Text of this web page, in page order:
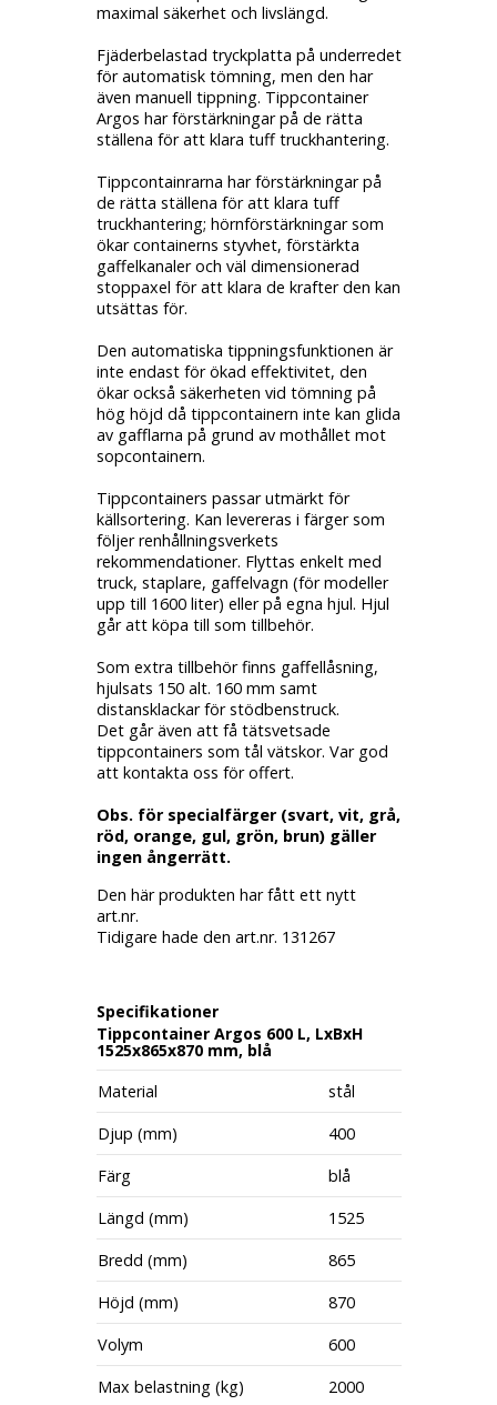
maximal säkerhet och livslängd.
Fjäderbelastad tryckplatta på underredet
för automatisk tömning, men den har
även manuell tippning. Tippcontainer
Argos har förstärkningar på de rätta
ställena för att klara tuff truckhantering.
Tippcontainrarna har förstärkningar på
de rätta ställena för att klara tuff
truckhantering; hörnförstärkningar som
ökar containerns styvhet, förstärkta
gaffelkanaler och väl dimensionerad
stoppaxel för att klara de krafter den kan
utsättas för.
Den automatiska tippningsfunktionen är
inte endast för ökad effektivitet, den
ökar också säkerheten vid tömning på
hög höjd då tippcontainern inte kan glida
av gafflarna på grund av mothållet mot
sopcontainern.
Tippcontainers passar utmärkt för
källsortering. Kan levereras i färger som
följer renhållningsverkets
rekommendationer. Flyttas enkelt med
truck, staplare, gaffelvagn (för modeller
upp till 1600 liter) eller på egna hjul. Hjul
går att köpa till som tillbehör.
Som extra tillbehör finns gaffellåsning,
hjulsats 150 alt. 160 mm samt
distansklackar för stödbenstruck.
Det går även att få tätsvetsade
tippcontainers som tål vätskor. Var god
att kontakta oss för offert.
Obs. för specialfärger (svart, vit, grå,
röd, orange, gul, grön, brun) gäller
ingen ångerrätt.
Den här produkten har fått ett nytt
art.nr.
Tidigare hade den art.nr. 131267
Specifikationer
Tippcontainer Argos 600 L, LxBxH
1525x865x870 mm, blå
Material
stål
Djup (mm)
400
Färg
blå
Längd (mm)
1525
Bredd (mm)
865
Höjd (mm)
870
Volym
600
Max belastning (kg)
2000